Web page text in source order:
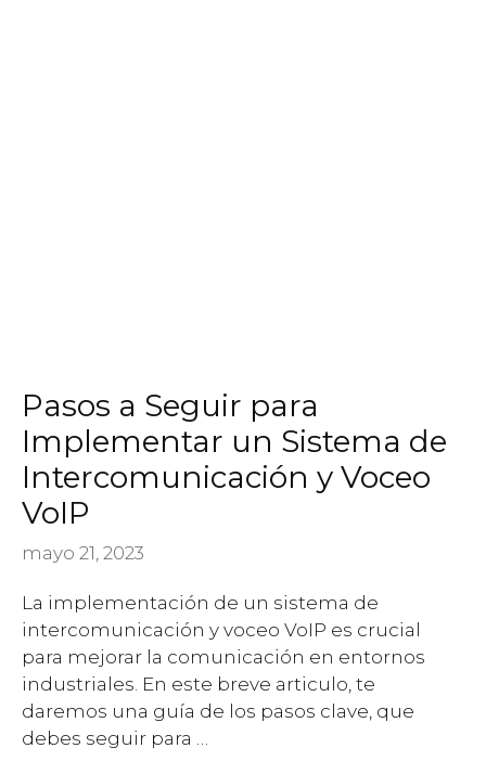
Pasos a Seguir para
Implementar un Sistema de
Intercomunicación y Voceo
VoIP
mayo 21, 2023
La implementación de un sistema de
intercomunicación y voceo VoIP es crucial
para mejorar la comunicación en entornos
industriales. En este breve articulo, te
daremos una guía de los pasos clave, que
debes seguir para …